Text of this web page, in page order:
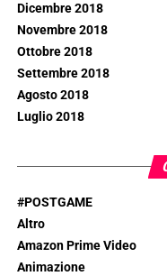
Dicembre 2018
Novembre 2018
Ottobre 2018
Settembre 2018
Agosto 2018
Luglio 2018
#POSTGAME
Altro
Amazon Prime Video
Animazione